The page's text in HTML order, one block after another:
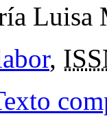
Luisa
,